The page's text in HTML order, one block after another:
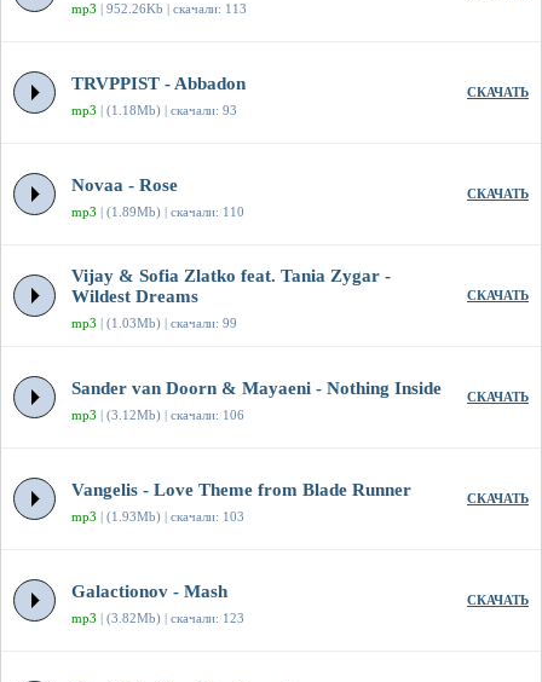
mp3 | 952.26Kb | скачали: 113
TRVPPIST - Abbadon
mp3 | (1.18Mb) | скачали: 93
СКАЧАТЬ
Novaa - Rose
mp3 | (1.89Mb) | скачали: 110
СКАЧАТЬ
Vijay & Sofia Zlatko feat. Tania Zygar -
Wildest Dreams
mp3 | (1.03Mb) | скачали: 99
СКАЧАТЬ
Sander van Doorn & Mayaeni - Nothing Inside
mp3 | (3.12Mb) | скачали: 106
СКАЧАТЬ
Vangelis - Love Theme from Blade Runner
mp3 | (1.93Mb) | скачали: 103
СКАЧАТЬ
Galactionov - Mash
mp3 | (3.82Mb) | скачали: 123
СКАЧАТЬ